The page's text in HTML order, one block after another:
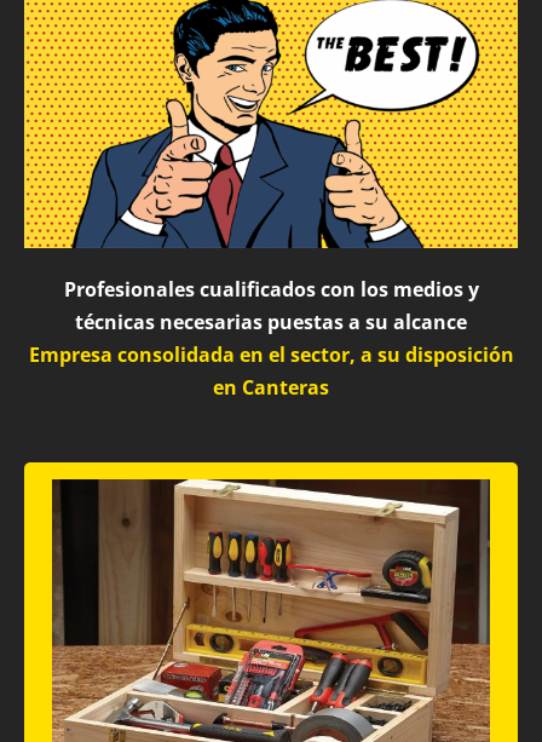
Profesionales cualificados con los medios y
técnicas necesarias puestas a su alcance
Empresa consolidada en el sector, a su disposición
en Canteras